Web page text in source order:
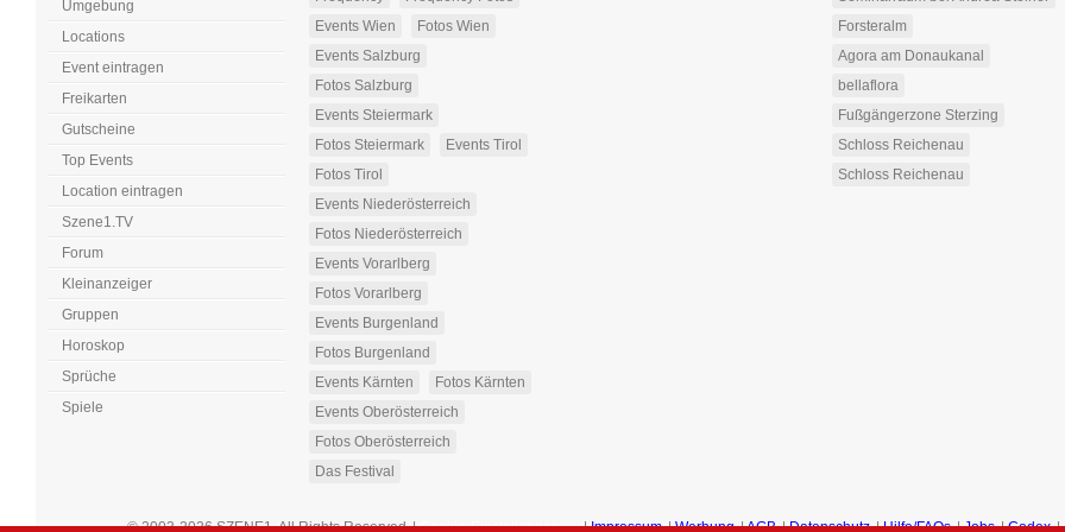
Umgebung
Locations
Event eintragen
Freikarten
Gutscheine
Top Events
Location eintragen
Szene1.TV
Forum
Kleinanzeiger
Gruppen
Horoskop
Sprüche
Spiele
Events Wien
Fotos Wien
Events Salzburg
Fotos Salzburg
Events Steiermark
Fotos Steiermark
Events Tirol
Fotos Tirol
Events Niederösterreich
Fotos Niederösterreich
Events Vorarlberg
Fotos Vorarlberg
Events Burgenland
Fotos Burgenland
Events Kärnten
Fotos Kärnten
Events Oberösterreich
Fotos Oberösterreich
Das Festival
Forsteralm
Agora am Donaukanal
bellaflora
Fußgängerzone Sterzing
Schloss Reichenau
Schloss Reichenau
© 2003-2026 SZENE1. All Rights Reserved|Cookie-Einstellungen |Impressum |Werbung |AGB |Datenschutz |Hilfe/FAQs |Jobs |Codex |